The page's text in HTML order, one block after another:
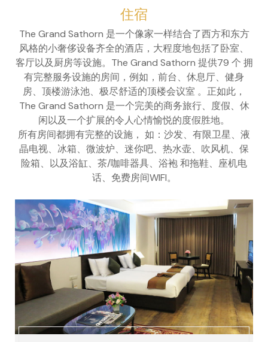
住宿
The Grand Sathorn 是一个像家一样结合了西方和东方
风格的小奢侈设备齐全的酒店，大程度地包括了卧室、
客厅以及厨房等设施。The Grand Sathorn 提供79 个 拥
有完整服务设施的房间，例如，前台、休息厅、健身
房、顶楼游泳池、极尽舒适的顶楼会议室 。正如此，
The Grand Sathorn 是一个完美的商务旅行、度假、休
闲以及一个扩展的令人心情愉悦的度假胜地。
所有房间都拥有完整的设施， 如：沙发、有限卫星、液
晶电视、冰箱、微波炉、迷你吧、热水壶、吹风机、保
险箱、以及浴缸、茶/咖啡器具、浴袍 和拖鞋、座机电
话、免费房间WIFI。